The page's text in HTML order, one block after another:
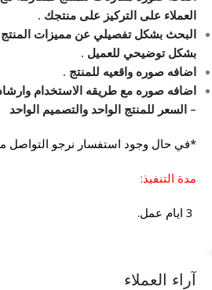
العملاء على التركيز على منتجك .
البحث بشكل تفصيلي عن مميزات المنتج
بشكل توضيحي للعميل .
اضافه صوره واقعيه للمنتج .
اضافه صوره مع طريقه الاستخدام
– السعر للمنتج الواحد والتصميم الواحد
*في حال وجود استفسار نرجو التواصل
مدة التنفيذ:
آراء العملاء